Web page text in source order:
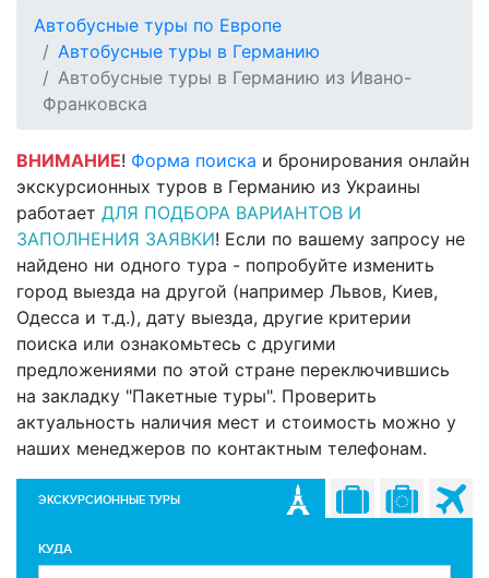
Автобусные туры по Европе
Автобусные туры в Германию
Автобусные туры в Германию из Ивано-
Франковска
ВНИМАНИЕ! Форма поиска и бронирования онлайн
экскурсионных туров в Германию из Украины
работает ДЛЯ ПОДБОРА ВАРИАНТОВ И
ЗАПОЛНЕНИЯ ЗАЯВКИ! Если по вашему запросу не
найдено ни одного тура - попробуйте изменить
город выезда на другой (например Львов, Киев,
Одесса и т.д.), дату выезда, другие критерии
поиска или ознакомьтесь с другими
предложениями по этой стране переключившись
на закладку "Пакетные туры". Проверить
актуальность наличия мест и стоимость можно у
наших менеджеров по контактным телефонам.
ЭКСКУРСИОННЫЕ ТУРЫ
КУДА